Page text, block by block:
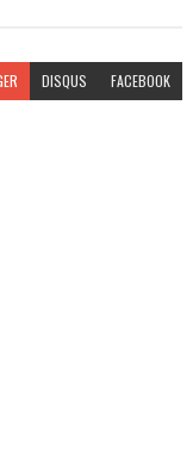
DISQUS FACEBOOK